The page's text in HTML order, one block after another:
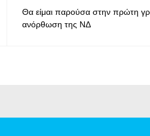
Θα είμαι παρούσα στην πρώτη
ανόρθωση της ΝΔ